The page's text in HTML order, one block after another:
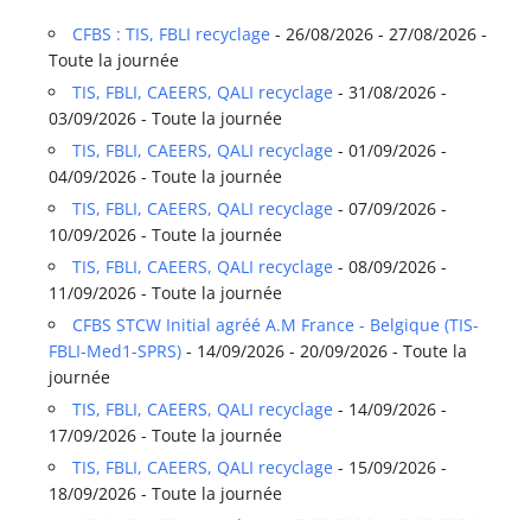
CFBS : TIS, FBLI recyclage- 26/08/2026 - 27/08/2026 -
Toute la journée
TIS, FBLI, CAEERS, QALI recyclage- 31/08/2026 -
03/09/2026 - Toute la journée
TIS, FBLI, CAEERS, QALI recyclage- 01/09/2026 -
04/09/2026 - Toute la journée
TIS, FBLI, CAEERS, QALI recyclage- 07/09/2026 -
10/09/2026 - Toute la journée
TIS, FBLI, CAEERS, QALI recyclage- 08/09/2026 -
11/09/2026 - Toute la journée
CFBS STCW Initial agréé A.M France - Belgique (TIS-
FBLI-Med1-SPRS) - 14/09/2026 - 20/09/2026 - Toute la
journée
TIS, FBLI, CAEERS, QALI recyclage- 14/09/2026 -
17/09/2026 - Toute la journée
TIS, FBLI, CAEERS, QALI recyclage- 15/09/2026 -
18/09/2026 - Toute la journée